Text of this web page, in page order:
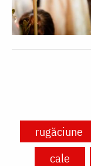
rugăciune
cale